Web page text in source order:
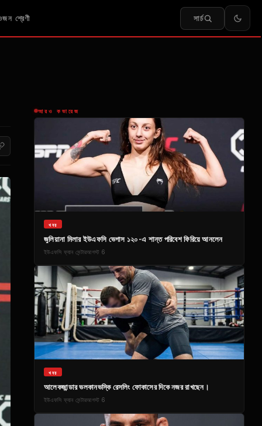
শ্রেণী সার্চ
আরও কভারেজ
খবর
জুলিয়ানা মিলার ইউএফসি ভেগাস ১২০-এ শান্ত পরিবেশ ফিরিয়ে আনলেন
ইউএফসি ফ্যান সেন্টারআগস্ট 6
খবর
আলেকজান্ডার ভলকানভস্কি রেসলিং ফোকাসের দিকে নজর রাখছেন।
ইউএফসি ফ্যান সেন্টারআগস্ট 6